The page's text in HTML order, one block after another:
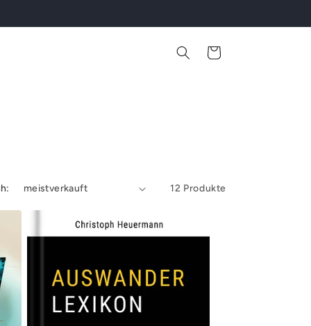
Warenkorb
12 Produkte